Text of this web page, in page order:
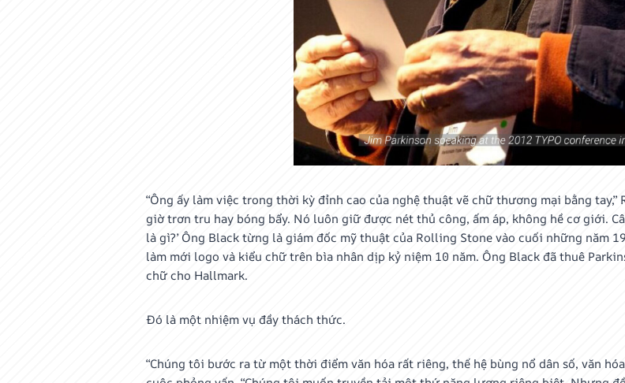
“Ông ấy làm việc trong thời kỳ đỉnh cao của nghệ thuật vẽ chữ thương mại bằng tay,”
giờ trơn tru hay bóng bẩy. Nó luôn giữ được nét thủ công, ấm áp, không hề cơ giới.
là gì?’ Ông Black từng là giám đốc mỹ thuật của Rolling Stone vào cuối những năm
làm mới logo và kiểu chữ trên bìa nhân dịp kỷ niệm 10 năm. Ông Black đã thuê
chữ cho Hallmark.
Đó là một nhiệm vụ đầy thách thức.
“Chúng tôi bước ra từ một thời điểm văn hóa rất riêng, thế hệ bùng nổ dân số, văn